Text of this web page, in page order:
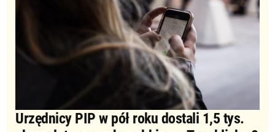
Urzędnicy PIP w pół roku dostali 1,5 tys.